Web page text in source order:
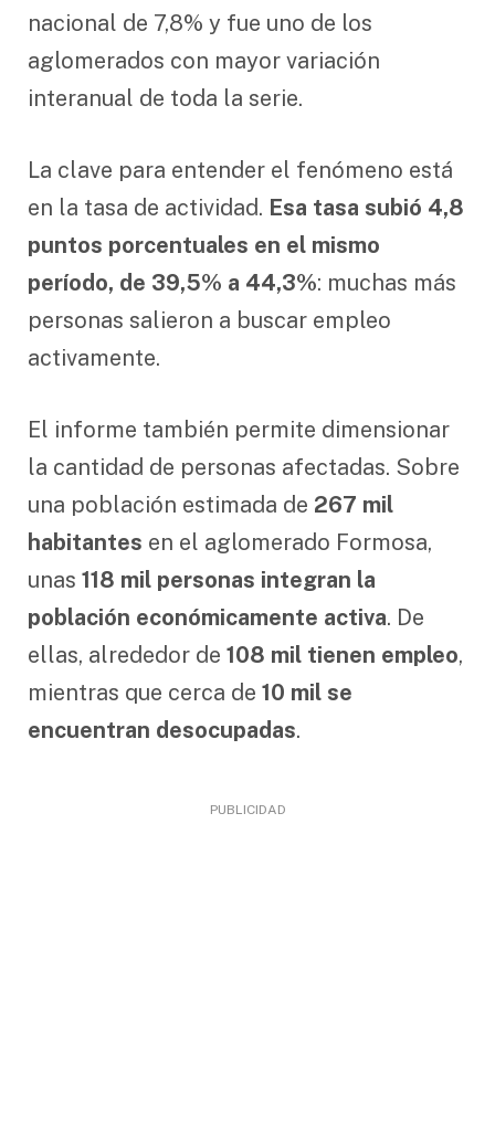
nacional de 7,8% y fue uno de los
aglomerados con mayor variación
interanual de toda la serie.
La clave para entender el fenómeno está
en la tasa de actividad. Esa tasa subió 4,8
puntos porcentuales en el mismo
período, de 39,5% a 44,3%: muchas más
personas salieron a buscar empleo
activamente.
El informe también permite dimensionar
la cantidad de personas afectadas. Sobre
una población estimada de 267 mil
habitantes en el aglomerado Formosa,
unas 118 mil personas integran la
población económicamente activa. De
ellas, alrededor de 108 mil tienen empleo,
mientras que cerca de 10 mil se
encuentran desocupadas.
PUBLICIDAD